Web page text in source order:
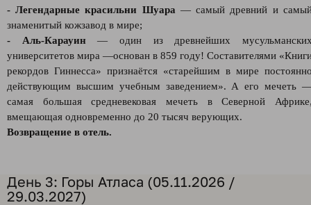
- Легендарные красильни Шуара — самый древний и
знаменитый кожзавод в мире;
- Аль-Карауин— один из древнейших
университетов мира —основан в 859 году! Составителями
рекордов Гиннесса» признаётся «старейшим в мире
действующим высшим учебным заведением». А его мечеть
самая большая средневековая мечеть в Северной
вмещающая одновременно до 20 тысяч верующих.
Возвращение в отель.
День 3: Горы Атласа (05.11.2026 /
29.03.2027)